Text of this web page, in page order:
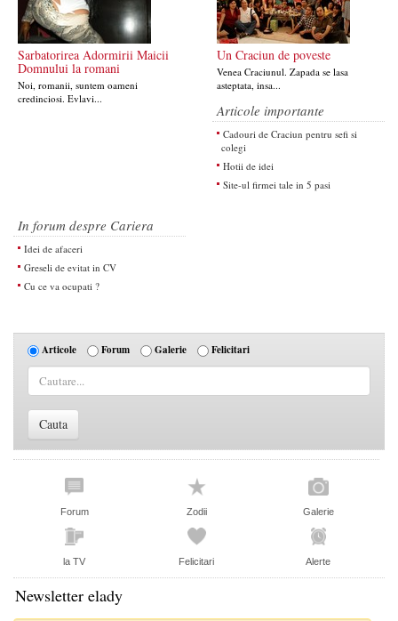
Sarbatorirea Adormirii Maicii
Domnului la romani
Noi, romanii, suntem oameni
credinciosi. Evlavi...
Un Craciun de poveste
Venea Craciunul. Zapada se lasa
asteptata, insa...
Articole importante
Cadouri de Craciun pentru sefi si
colegi
Hotii de idei
Site-ul firmei tale in 5 pasi
In forum despre Cariera
Idei de afaceri
Greseli de evitat in CV
Cu ce va ocupati ?
Articole Forum Galerie Felicitari
Forum Zodii Galerie
la TV Felicitari Alerte
Newsletter elady